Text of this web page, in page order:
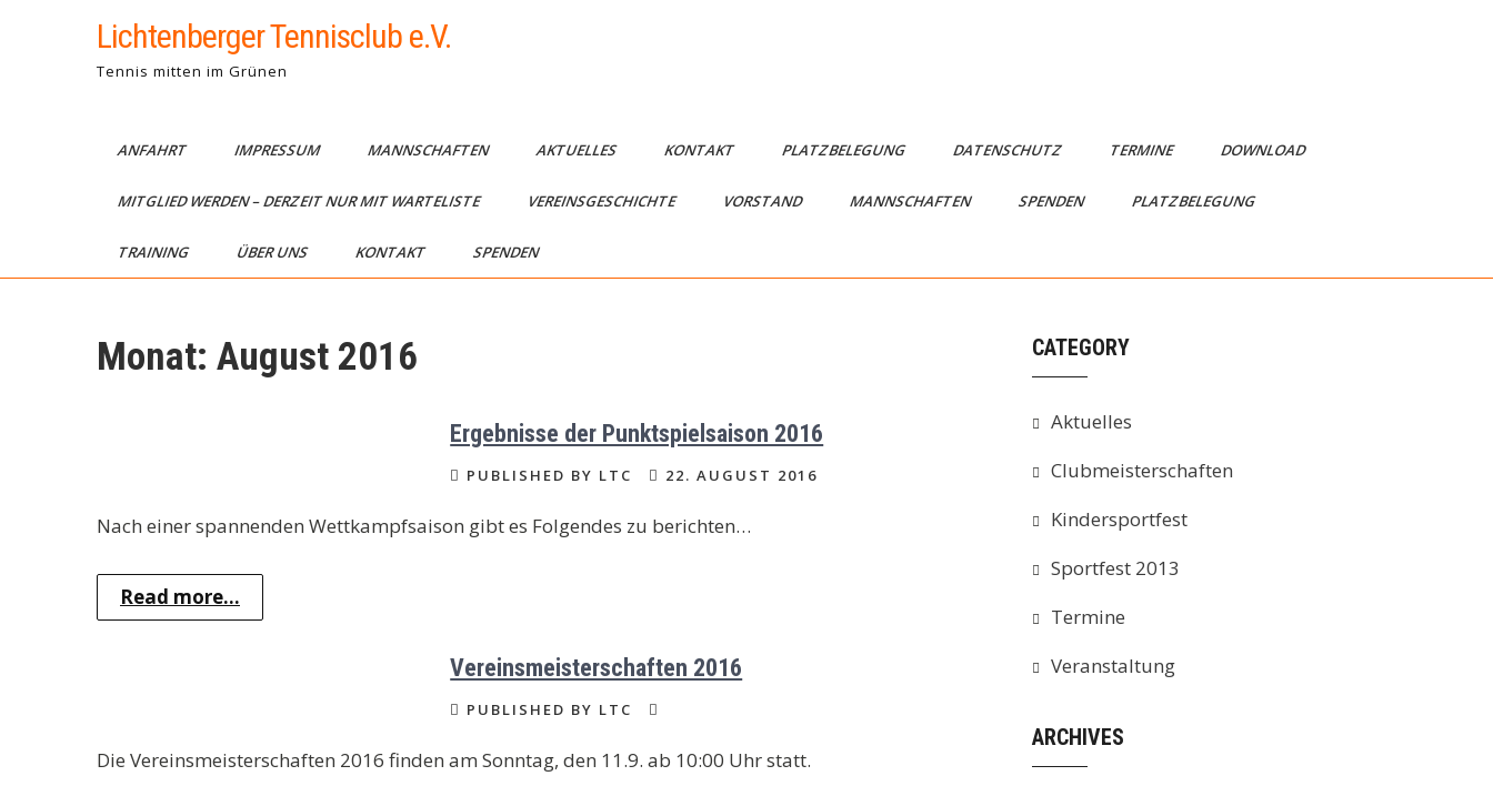
Lichtenberger Tennisclub e.V.
Tennis mitten im Grünen
ANFAHRT IMPRESSUM MANNSCHAFTEN AKTUELLES KONTAKT PLATZBELEGUNG DATENSCHUTZ TERMINE DOWNLOAD
MITGLIED WERDEN – DERZEIT NUR MIT WARTELISTE VEREINSGESCHICHTE VORSTAND MANNSCHAFTEN SPENDEN PLATZBELEGUNG
TRAINING ÜBER UNS KONTAKT SPENDEN
Monat: August 2016
Ergebnisse der Punktspielsaison 2016
PUBLISHED BY LTC 22. AUGUST 2016
Nach einer spannenden Wettkampfsaison gibt es Folgendes zu berichten…
Read more...
Vereinsmeisterschaften 2016
PUBLISHED BY LTC
Die Vereinsmeisterschaften 2016 finden am Sonntag, den 11.9. ab 10:00 Uhr statt.
CATEGORY
Aktuelles
Clubmeisterschaften
Kindersportfest
Sportfest 2013
Termine
Veranstaltung
ARCHIVES